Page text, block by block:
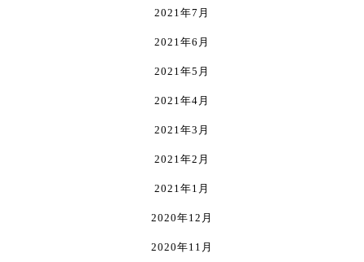
2021年7月
2021年6月
2021年5月
2021年4月
2021年3月
2021年2月
2021年1月
2020年12月
2020年11月